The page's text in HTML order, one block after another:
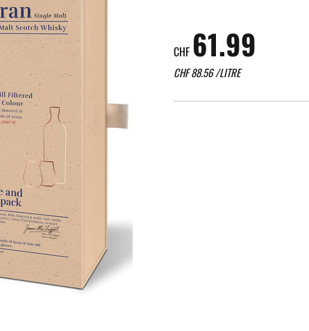
CHF 61.99
CHF88.56/LITRE